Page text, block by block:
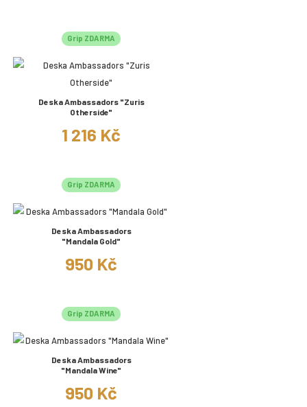
Grip ZDARMA
Deska Ambassadors "Zuris
Otherside"
1 216 Kč
Grip ZDARMA
Deska Ambassadors
"Mandala Gold"
950 Kč
Grip ZDARMA
Deska Ambassadors
"Mandala Wine"
950 Kč